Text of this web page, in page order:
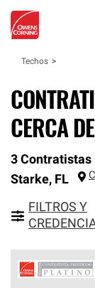
Techos
CERCA
3 Contratistas
Starke, FL
FILTROS Y